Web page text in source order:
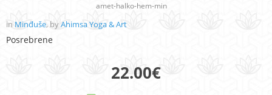
amet-halko-hem-min
in Minđuše, byAhimsa Yoga & Art
Posrebrene
22.00€